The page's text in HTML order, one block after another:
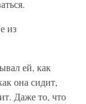
из
ей, как
она сидит,
Даже то, что